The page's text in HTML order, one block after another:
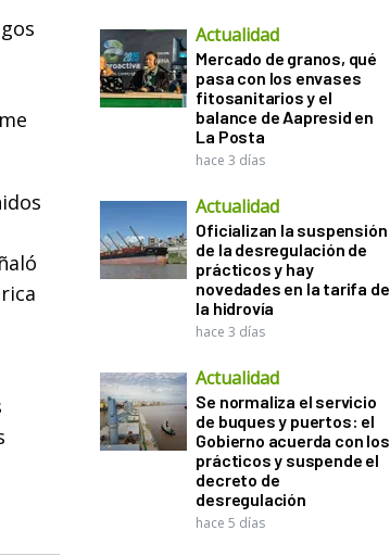
Actualidad
Mercado de granos, qué
pasa con los envases
fitosanitarios y el
balance de Aapresid en
La Posta
hace 3 días
Actualidad
Oficializan la suspensión
de la desregulación de
prácticos y hay
novedades en la tarifa de
la hidrovía
hace 3 días
Actualidad
Se normaliza el servicio
de buques y puertos: el
Gobierno acuerda con los
prácticos y suspende el
decreto de
desregulación
hace 5 días